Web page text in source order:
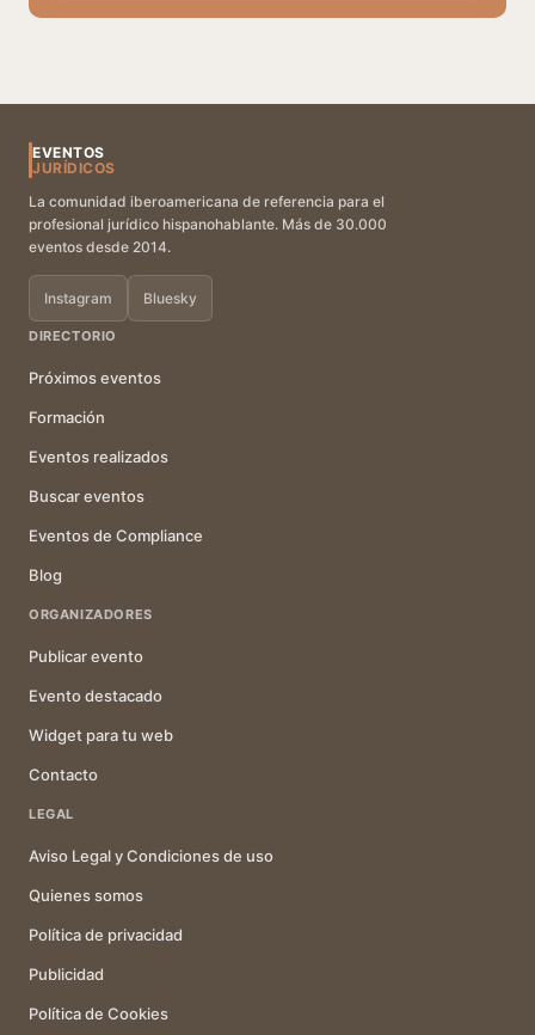
EVENTOS
JURÍDICOS
La comunidad iberoamericana de referencia para el
profesional jurídico hispanohablante. Más de 30.000
eventos desde 2014.
Instagram Bluesky
DIRECTORIO
Próximos eventos
Formación
Eventos realizados
Buscar eventos
Eventos de Compliance
Blog
ORGANIZADORES
Publicar evento
Evento destacado
Widget para tu web
Contacto
LEGAL
Aviso Legal y Condiciones de uso
Quienes somos
Política de privacidad
Publicidad
Política de Cookies